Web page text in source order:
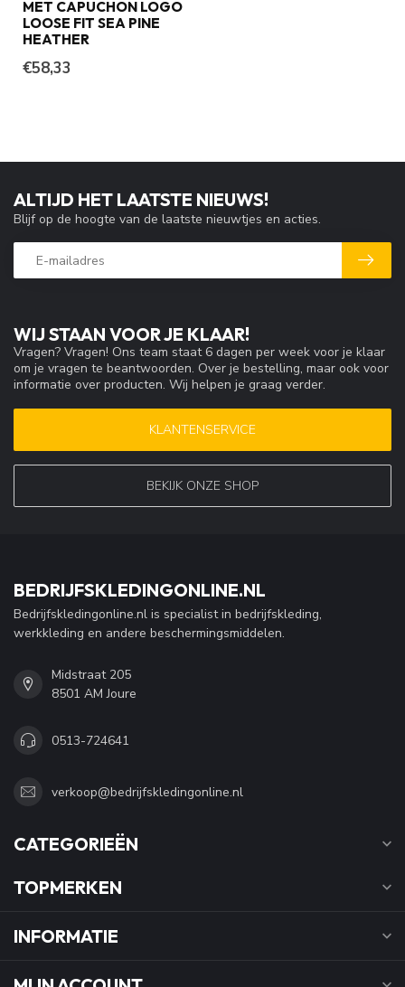
MET CAPUCHON LOGO
LOOSE FIT SEA PINE
HEATHER
€58,33
WIJ STAAN VOOR JE KLAAR!
Vragen? Vragen! Ons team staat 6 dagen per week voor je klaar
om je vragen te beantwoorden. Over je bestelling, maar ook voor
informatie over producten. Wij helpen je graag verder.
KLANTENSERVICE
BEKIJK ONZE SHOP
ALTIJD HET LAATSTE NIEUWS!
Blijf op de hoogte van de laatste nieuwtjes en acties.
BEDRIJFSKLEDINGONLINE.NL
Bedrijfskledingonline.nl is specialist in bedrijfskleding,
werkkleding en andere beschermingsmiddelen.
Midstraat 205
8501 AM Joure
0513-724641
verkoop@bedrijfskledingonline.nl
CATEGORIEËN
TOPMERKEN
INFORMATIE